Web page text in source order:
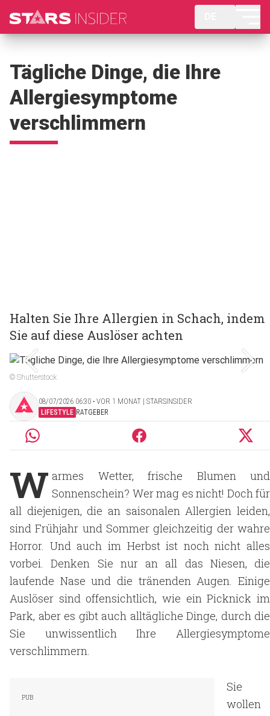
Tägliche Dinge, die Ihre
Allergiesymptome
verschlimmern
Halten Sie Ihre Allergien in Schach, indem
Sie auf diese Auslöser achten
© Shutterstock
08/07/2026 06:30 ‧ VOR 1 MONAT | STARSINSIDER
LIFESTYLE RATGEBER
W armes Wetter, frische Blumen und
Sonnenschein? Wer mag es nicht! Doch für
all diejenigen, die an saisonalenAllergien leiden,
sind Frühjahr und Sommer gleichzeitig der wahre
Horror. Und auch im Herbst ist noch nicht alles
vorbei. Denken Sie nur an all das Niesen, die
laufende Nase und die tränenden Augen. Einige
Auslöser sind offensichtlich, wie ein Picknick im
Park, aber es gibt auch alltägliche Dinge, durch die
Sie unwissentlich Ihre Allergiesymptome
verschlimmern.
Sie
wollen